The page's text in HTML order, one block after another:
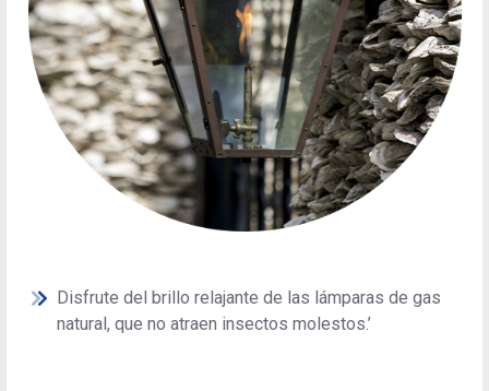
Disfrute del brillo relajante de las lámparas de gas
natural, que no atraen insectos molestos.’